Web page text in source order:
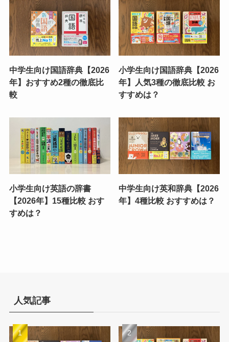
中学生向け国語辞典【2026
年】おすすめ2種の徹底比
較
小学生向け国語辞典【2026
年】人気3種の徹底比較 お
すすめは？
小学生向け英語の辞書
【2026年】15種比較 おす
すめは？
中学生向け英和辞典【2026
年】4種比較 おすすめは？
人気記事